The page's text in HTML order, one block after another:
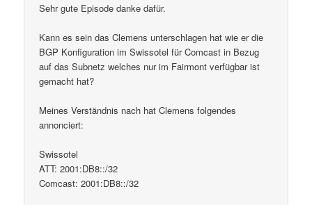
Sehr gute Episode danke dafür.
Kann es sein das Clemens unterschlagen hat wie er die
BGP Konfiguration im Swissotel für Comcast in Bezug
auf das Subnetz welches nur im Fairmont verfügbar ist
gemacht hat?
Meines Verständnis nach hat Clemens folgendes
annonciert:
Swissotel
ATT: 2001:DB8::/32
Comcast: 2001:DB8::/32